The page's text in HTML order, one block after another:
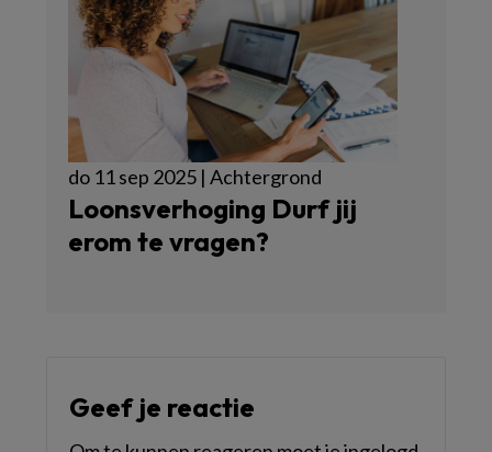
do 11 sep 2025 | Achtergrond
Loonsverhoging Durf jij
erom te vragen?
Geef je reactie